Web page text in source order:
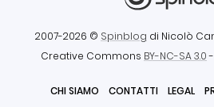
2007-2026 © Spinblog di Nicolò
Creative Commons BY-NC-SA 3.0-
CHI SIAMO CONTATTI LEGAL